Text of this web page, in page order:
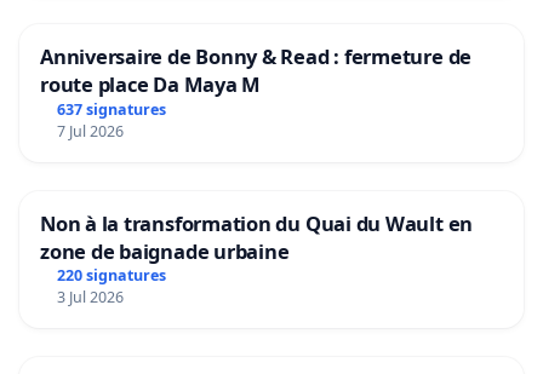
Anniversaire de Bonny & Read : fermeture de
route place Da Maya M
637 signatures
7 Jul 2026
Non à la transformation du Quai du Wault en
zone de baignade urbaine
220 signatures
3 Jul 2026